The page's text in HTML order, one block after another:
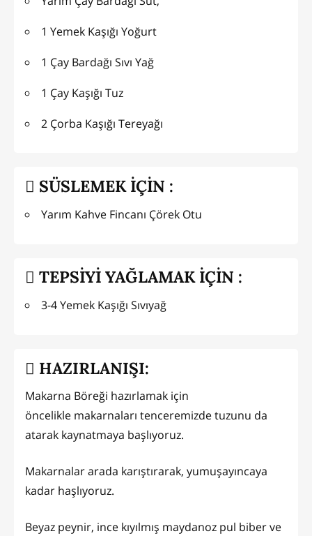
1 Yemek Kaşığı Yoğurt
1 Çay Bardağı Sıvı Yağ
1 Çay Kaşığı Tuz
2 Çorba Kaşığı Tereyağı
SÜSLEMEK İÇİN :
Yarım Kahve Fincanı Çörek Otu
TEPSİYİ YAĞLAMAK İÇİN :
3-4 Yemek Kaşığı Sıvıyağ
HAZIRLANIŞI:
Makarna Böreği hazırlamak için
öncelikle makarnaları tenceremizde tuzunu da
atarak kaynatmaya başlıyoruz.
Makarnalar arada karıştırarak, yumuşayıncaya
kadar haşlıyoruz.
Beyaz peynir, ince kıyılmış maydanoz pul biber ve